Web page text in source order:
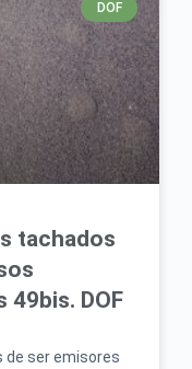
DOF
tachados
DOF
ser emisores